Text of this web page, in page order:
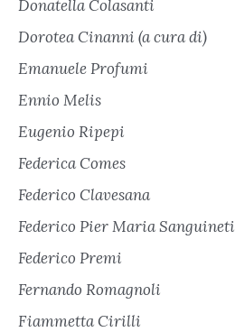
Donatella Colasanti
Dorotea Cinanni (a cura di)
Emanuele Profumi
Ennio Melis
Eugenio Ripepi
Federica Comes
Federico Clavesana
Federico Pier Maria Sanguineti
Federico Premi
Fernando Romagnoli
Fiammetta Cirilli